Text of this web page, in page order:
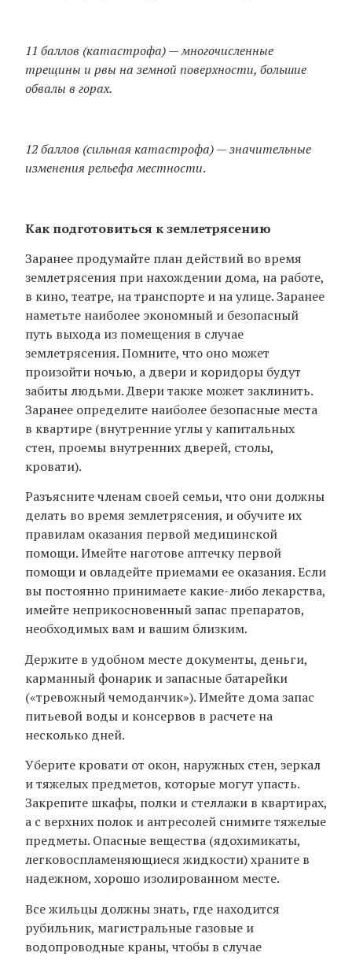
11 баллов (катастрофа) — многочисленные
трещины и рвы на земной поверхности, большие
обвалы в горах.
12 баллов (сильная катастрофа) — значительные
изменения рельефа местности.
Как подготовиться к землетрясению
Заранее продумайте план действий во время
землетрясения при нахождении дома, на работе,
в кино, театре, на транспорте и на улице. Заранее
наметьте наиболее экономный и безопасный
путь выхода из помещения в случае
землетрясения. Помните, что оно может
произойти ночью, а двери и коридоры будут
забиты людьми. Двери также может заклинить.
Заранее определите наиболее безопасные места
в квартире (внутренние углы у капитальных
стен, проемы внутренних дверей, столы,
кровати).
Разъясните членам своей семьи, что они должны
делать во время землетрясения, и обучите их
правилам оказания первой медицинской
помощи. Имейте наготове аптечку первой
помощи и овладейте приемами ее оказания. Если
вы постоянно принимаете какие-либо лекарства,
имейте неприкосновенный запас препаратов,
необходимых вам и вашим близким.
Держите в удобном месте документы, деньги,
карманный фонарик и запасные батарейки
(«тревожный чемоданчик»). Имейте дома запас
питьевой воды и консервов в расчете на
несколько дней.
Уберите кровати от окон, наружных стен, зеркал
и тяжелых предметов, которые могут упасть.
Закрепите шкафы, полки и стеллажи в квартирах,
а с верхних полок и антресолей снимите тяжелые
предметы. Опасные вещества (ядохимикаты,
легковоспламеняющиеся жидкости) храните в
надежном, хорошо изолированном месте.
Все жильцы должны знать, где находится
рубильник, магистральные газовые и
водопроводные краны, чтобы в случае